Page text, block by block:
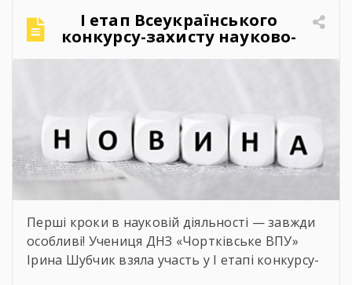
поезії, а також разом виконали безсмертний
[…]
І етап Всеукраїнського
конкурсу-захисту науково-
дослідницьких робіт учнів-
Перші кроки в науковій діяльності — завжди
особливі! Учениця ДНЗ «Чортківське ВПУ»
Ірина Шубчик взяла участь у І етапі конкурсу-